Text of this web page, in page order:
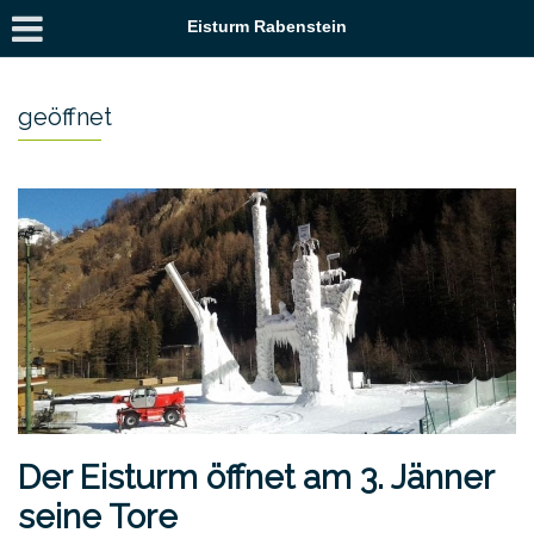
Eisturm Rabenstein
geöffnet
Der Eisturm öffnet am 3. Jänner
seine Tore